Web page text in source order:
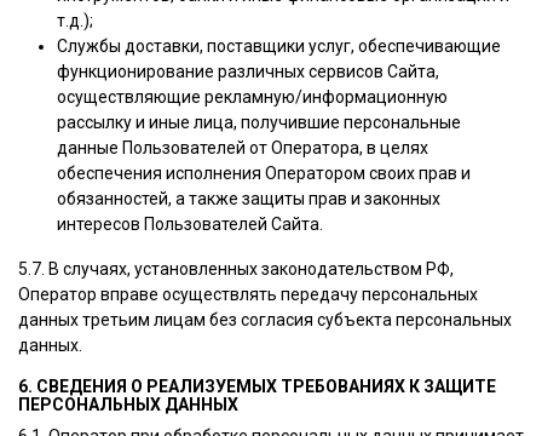
т.д.);
Службы доставки, поставщики услуг, обеспечивающие
функционирование различных сервисов Сайта,
осуществляющие рекламную/информационную
рассылку и иные лица, получившие персональные
данные Пользователей от Оператора, в целях
обеспечения исполнения Оператором своих прав и
обязанностей, а также защиты прав и законных
интересов Пользователей Сайта.
5.7. В случаях, установленных законодательством РФ,
Оператор вправе осуществлять передачу персональных
данных третьим лицам без согласия субъекта персональных
данных.
6. СВЕДЕНИЯ О РЕАЛИЗУЕМЫХ ТРЕБОВАНИЯХ К ЗАЩИТЕ
ПЕРСОНАЛЬНЫХ ДАННЫХ